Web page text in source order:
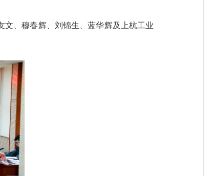
、穆春辉、刘锦生、蓝华辉及上杭工业